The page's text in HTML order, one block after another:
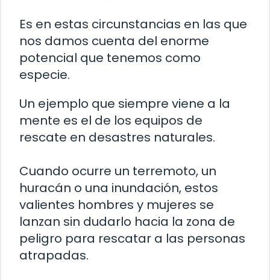
Es en estas circunstancias en las que
nos damos cuenta del enorme
potencial que tenemos como
especie.
Un ejemplo que siempre viene a la
mente es el de los equipos de
rescate en desastres naturales.
Cuando ocurre un terremoto, un
huracán o una inundación, estos
valientes hombres y mujeres se
lanzan sin dudarlo hacia la zona de
peligro para rescatar a las personas
atrapadas.